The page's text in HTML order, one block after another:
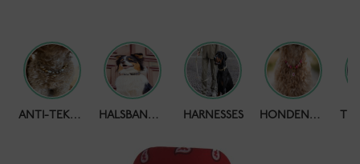
ANTI-TEKENBAND HALSBANDEN HARNESSES HONDENKETTING